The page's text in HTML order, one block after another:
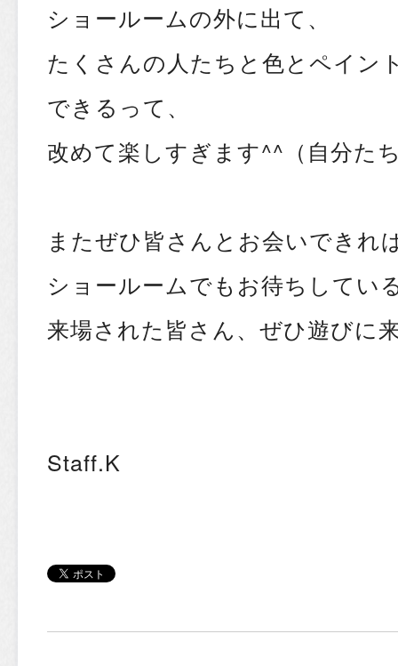
ショールームの外に出て、
たくさんの人たちと色とペイン
できるって、
改めて楽しすぎます^^（自分た
またぜひ皆さんとお会いできれ
ショールームでもお待ちしてい
来場された皆さん、ぜひ遊びに
Staff.K